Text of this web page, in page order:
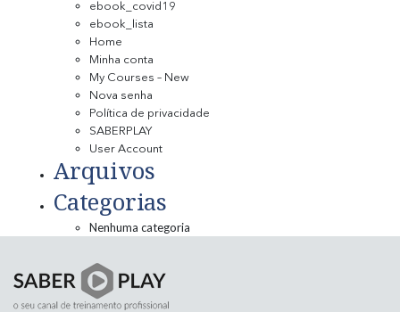
ebook_covid19
ebook_lista
Home
Minha conta
My Courses – New
Nova senha
Política de privacidade
SABERPLAY
User Account
Arquivos
Categorias
Nenhuma categoria